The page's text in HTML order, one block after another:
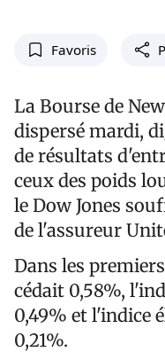
Favoris
La Bourse de
dispersé mardi,
de résultats
ceux des poids
le Dow Jones
de l'assureur
Dans les
cédait 0,58%,
0,49% et l'indice
0,21%.